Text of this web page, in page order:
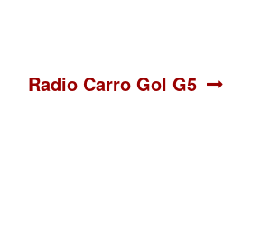
Siguiente:
Radio Carro Gol G5